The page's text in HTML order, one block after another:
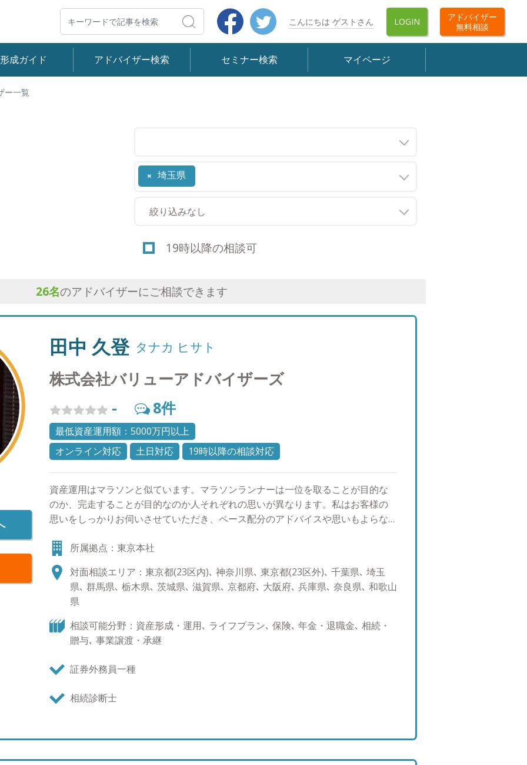
検索 Facebook
こんにちは ゲストさん LOGIN
アドバイザー
無料相談
成ガイド アドバイザー検索 セミナー検索 マイページ
ー一覧
× 埼玉県
19時以降の相談可
26名のアドバイザーにご相談できます
田中 久登 タナカ ヒサト
株式会社バリューアドバイザーズ
- 8件
最低資産運用額：5000万円以上
オンライン対応
土日対応 19時以降の相談対応
資産運用はマラソンと似ています。マラソンランナーは一位を取ることが目的な
のか、完走することが目的なのか人それぞれの思いが異なります。私はお客様の
思いをしっかりお伺いさせていただき、ペース配分のアドバイスや思いもよらな
う仕事を通じ、お客様からの感謝を積み重ねることが私の生きがいです。 私は父
親としてＩＦＡは子供たちに胸を張って誇れる仕事だと自負しています。 ●セミ
ナー実績：年間20回以上 個人のお客様向けに多数開催。 税理士、相続事業者、生
命保険会社、保険代理店、不動産業者、ドクター、FPなど専門家向けに多数開
催。 ●ご相談実績 年間200回以上 ●運用実績 年利１～７％のポートフォリオをお
客様毎にオーダーメイドでご提案 ●趣味 二人の子供と遊ぶこと 地元大阪の祭に参
加 読書会への参加
所属拠点：東京本社
対面相談エリア：東京都(23区内)､ 神奈川県､ 東京都(23区外)､ 千葉県､ 埼玉
県､ 群馬県､ 栃木県､ 茨城県､ 滋賀県､ 京都府､ 大阪府､ 兵庫県､ 奈良県､ 和歌山
県
相談可能分野：資産形成・運用､ ライフプラン､ 保険､ 年金・退職金､ 相続・
贈与､ 事業譲渡・承継
証券外務員一種
相続診断士